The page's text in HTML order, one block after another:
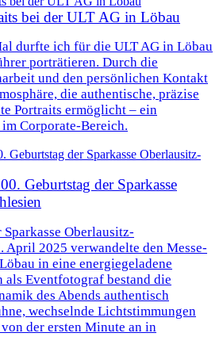
bei der ULT AG in Löbau
durfte ich für die ULT AG in Löbau
porträtieren. Durch die
und den persönlichen Kontakt
die authentische, präzise
Portraits ermöglicht – ein
Corporate-Bereich.
Geburtstag der Sparkasse
Oberlausitz-
April 2025 verwandelte den Messe-
in eine energiegeladene
Eventfotograf bestand die
des Abends authentisch
wechselnde Lichtstimmungen
der ersten Minute an in